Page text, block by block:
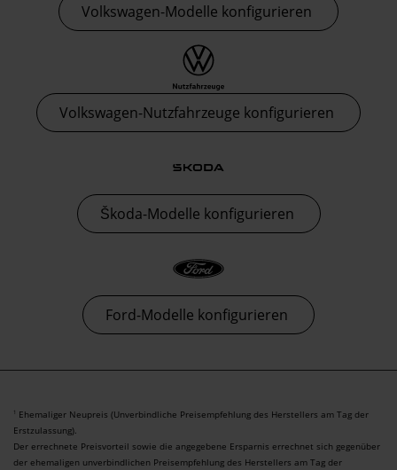
Volkswagen-Modelle konfigurieren
Volkswagen-Nutzfahrzeuge konfigurieren
Škoda-Modelle konfigurieren
Ford-Modelle konfigurieren
1 Ehemaliger Neupreis (Unverbindliche Preisempfehlung des Herstellers am Tag der
Erstzulassung).
Der errechnete Preisvorteil sowie die angegebene Ersparnis errechnet sich gegenüber
der ehemaligen unverbindlichen Preisempfehlung des Herstellers am Tag der